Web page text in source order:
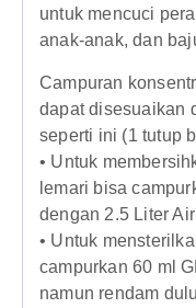
untuk mencuci
anak-anak, dan
Campuran
dapat disesuaikan
seperti ini (1 tutup
• Untuk
lemari bisa
dengan 2.5 Liter Air
• Untuk
campurkan 60 ml
namun rendam